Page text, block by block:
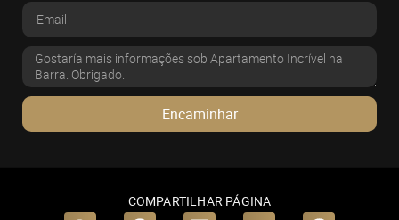
Encaminhar
COMPARTILHAR PÁGINA